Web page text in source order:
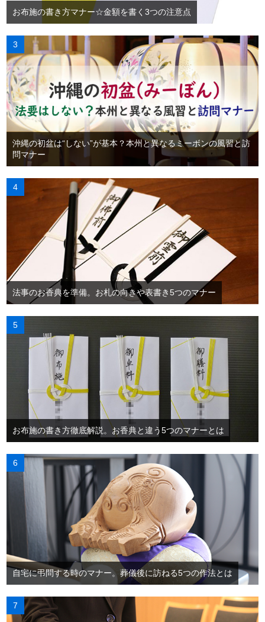
お布施の書き方マナー☆金額を書く3つの注意点
沖縄の初盆は“しない”が基本？本州と異なるミーボンの風習と訪
問マナー
法事のお香典を準備。お札の向きや表書き5つのマナー
お布施の書き方徹底解説。お香典と違う5つのマナーとは
自宅に弔問する時のマナー。葬儀後に訪ねる5つの作法とは